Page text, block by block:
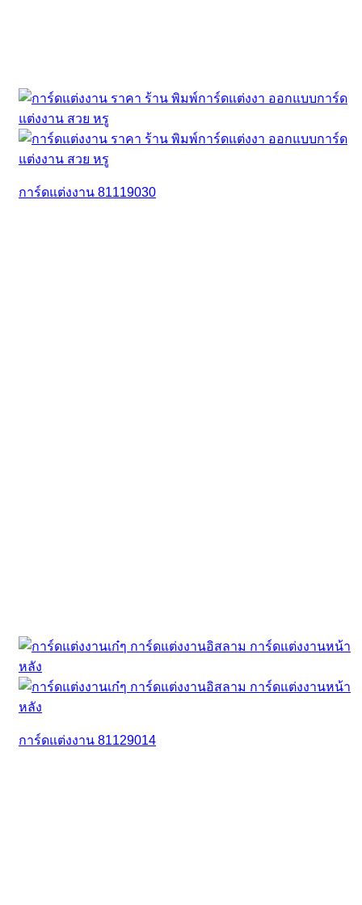
การ์ดแต่งงาน 81119030
การ์ดแต่งงาน 81129014